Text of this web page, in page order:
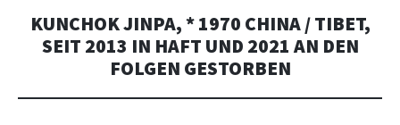
KUNCHOK JINPA, * 1970 CHINA / TIBET,
SEIT 2013 IN HAFT UND 2021 AN DEN
FOLGEN GESTORBEN